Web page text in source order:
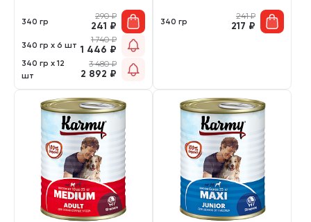
340 гр
290₽
241 ₽
340 гр х 6 шт
1 740₽
1 446 ₽
340 гр х 12
шт
3 480₽
2 892 ₽
340 гр
241₽
217 ₽